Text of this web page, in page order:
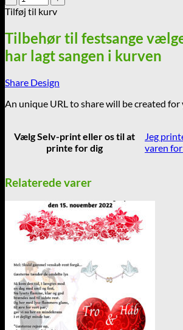
-
Pomp
and
Circumstance
-
Bryllup
med
rekvisitter
antal
Tilføj til kurv
Tilbehør til festsange
har lagt sangen i kurven
Share Design
An unique URL to share will be created for
Vælg Selv-print eller os til at
printe for dig
Jeg
varen
Relaterede varer